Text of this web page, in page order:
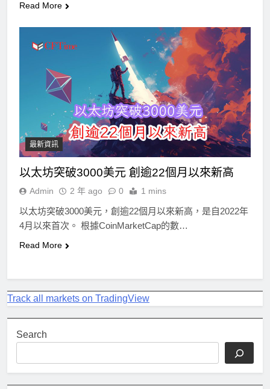
Track all markets on TradingView
Search
Read More
最新資訊
以太坊突破3000美元 創逾22個月以來新高
Admin 2 年 ago 0 1 mins
以太坊突破3000美元，創逾22個月以來新高，是自2022年
4月以來首次。 根據CoinMarketCap的數…
Read More